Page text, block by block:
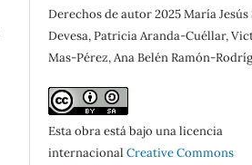
Derechos de autor 2025 María Jesús
Devesa, Patricia Aranda-Cuéllar,
Mas-Pérez, Ana Belén Ramón-
Esta obra está bajo una licencia
internacionalCreative Commons